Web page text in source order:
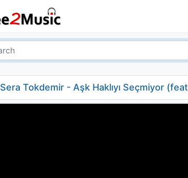
Sera Tokdemir - Aşk Haklıyı Seçmiyor